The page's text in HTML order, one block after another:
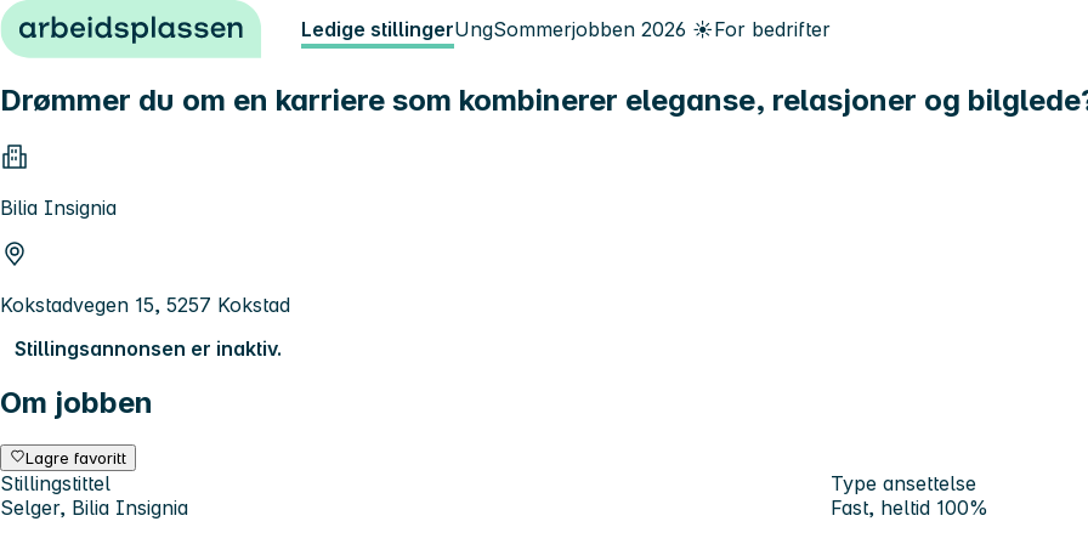
Hopp til innhold Ledige stillingerUngSommerjobben 2026 ☀️For bedrifter
Drømmer du om en karriere som kombinerer eleganse, relasjoner og
Bilia Insignia
Kokstadvegen 15, 5257 Kokstad
Stillingsannonsen er inaktiv.
Om jobben
Lagre favoritt
Stillingstittel
Selger, Bilia Insignia
Type ansettelse
Fast, heltid 100%